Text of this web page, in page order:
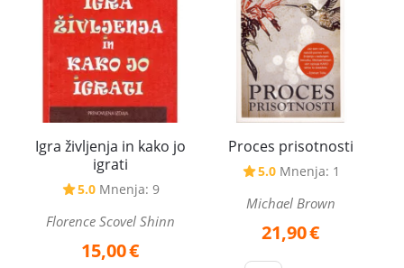
Igra življenja in kako jo
igrati
5.0 Mnenja: 9
Florence Scovel Shinn
15,00€
Proces prisotnosti
5.0 Mnenja: 1
Michael Brown
21,90€